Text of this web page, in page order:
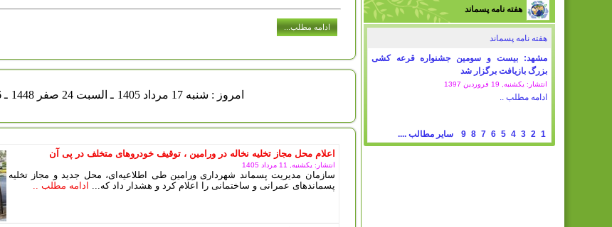
هفته نامه پسماند
هفته نامه پسماند
مشهد: بیست و سومین جشنواره قرعه کشی
بزرگ بازیافت برگزار شد
انتشار: یکشنبه, 19 فروردين 1397
ادامه مطلب ..
1
2
3
4
5
6
7
8
9 سایر مطالب ....
ادامه مطلب...
امروز : شنبه 17 مرداد 1405 ـ السبت 24 صفر 1448 ـ Aug 08 2026
اعلام محل مجاز تخلیه نخاله در ورامین ، توقیف خودروهای متخلف در پی آن
انتشار: یکشنبه, 11 مرداد 1405
سازمان مدیریت پسماند شهرداری ورامین طی اطلاعیه‌ای، محل جدید و مجاز تخلیه
پسماندهای عمرانی و ساختمانی را اعلام کرد و هشدار داد که... ادامه مطلب ..